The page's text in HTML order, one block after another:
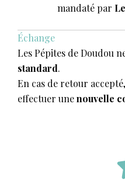
mandaté par
Échange
Les Pépites de Doudou
standard.
En cas de retour
effectuer unenouvelle